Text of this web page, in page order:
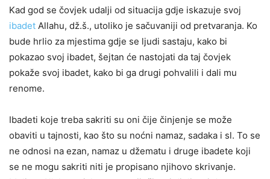
Kad god se čovjek udalji od situacija gdje iskazuje svoj
ibadet Allahu, dž.š., utoliko je sačuvaniji od pretvaranja. Ko
bude hrlio za mjestima gdje se ljudi sastaju, kako bi
pokazao svoj ibadet, šejtan će nastojati da taj čovjek
pokaže svoj ibadet, kako bi ga drugi pohvalili i dali mu
renome.
Ibadeti koje treba sakriti su oni čije činjenje se može
obaviti u tajnosti, kao što su noćni namaz, sadaka i sl. To se
ne odnosi na ezan, namaz u džematu i druge ibadete koji
se ne mogu sakriti niti je propisano njihovo skrivanje.